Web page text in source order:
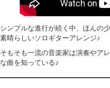
シンプルな進行が続く中、ほんの
素晴らしいソロギターアレンジ♪
そもそも一流の音楽家は演奏やア
な曲を知っている♪